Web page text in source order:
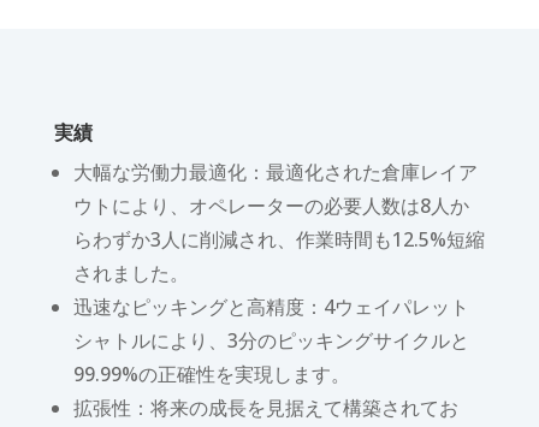
実績
大幅な労働力最適化：最適化された倉庫レイア
ウトにより、オペレーターの必要人数は8人か
らわずか3人に削減され、作業時間も12.5%短縮
されました。
迅速なピッキングと高精度：4ウェイパレット
シャトルにより、3分のピッキングサイクルと
99.99%の正確性を実現します。
拡張性：将来の成長を見据えて構築されてお